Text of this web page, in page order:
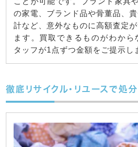
の家電、ブランド品や骨董品、
計など、意外なものに高額査定
ます。買取できるものがわから
タッフが1点ずつ金額をご提示し
徹底リサイクル・リユースで処